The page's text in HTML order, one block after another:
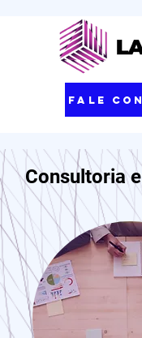
Fale
Consultoria